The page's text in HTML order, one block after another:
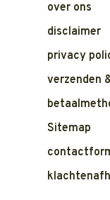
over ons
disclaimer
privacy
verzenden
Sitemap